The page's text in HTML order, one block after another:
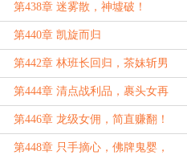
第438章 迷雾散，神墟破！
第440章 凯旋而归
第442章 林班长回归，茶妹斩男
术！（八千字）
第444章 清点战利品，裹头女再
现！
第446章 龙级女佣，简直赚翻！
第448章 只手摘心，佛牌鬼婴，